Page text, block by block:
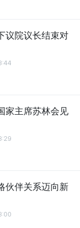
议院议长结束对
家主席苏林会见
伙伴关系迈向新